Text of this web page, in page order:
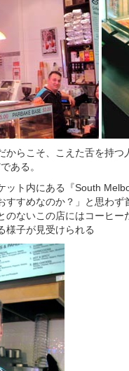
からこそ、こえた舌を持つ
ある。
ット内にある『South
すすめなのか？」と思わ
のないこの店にはコーヒ
様子が見受けられる